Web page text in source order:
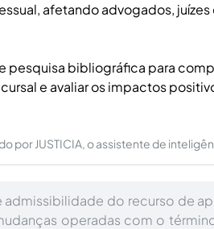
afetando advogados, juízes
pesquisa bibliográfica para
e avaliar os impactos
por JUSTICIA, o assistente de
do recurso de
operadas com o